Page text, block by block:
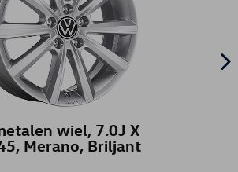
wiel, 7.0J X
Merano, Briljant